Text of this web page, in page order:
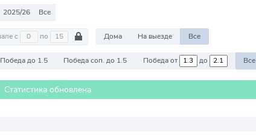
2025/26 Все
На интервале с по Дома На выезде Все
Победа до 1.5 Победа соп. до 1.5 Победа от до Все
Статистика обновлена